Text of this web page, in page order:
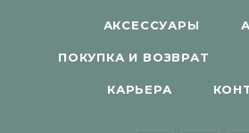
АКСЕССУАРЫ
ПОКУПКА И ВОЗВРАТ
КАРЬЕРА